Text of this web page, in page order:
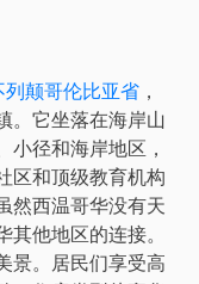
列颠哥伦比亚省 ，
。它坐落在海岸山
小径和海岸地区，
区和顶级教育机构
然西温哥华没有天
他地区的连接。
景。居民们享受高